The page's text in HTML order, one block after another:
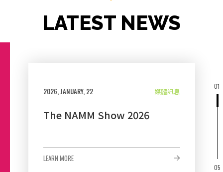
LATEST NEWS
2026, JANUARY, 22 媒體訊息
The NAMM Show 2026
LEARN MORE
01
05